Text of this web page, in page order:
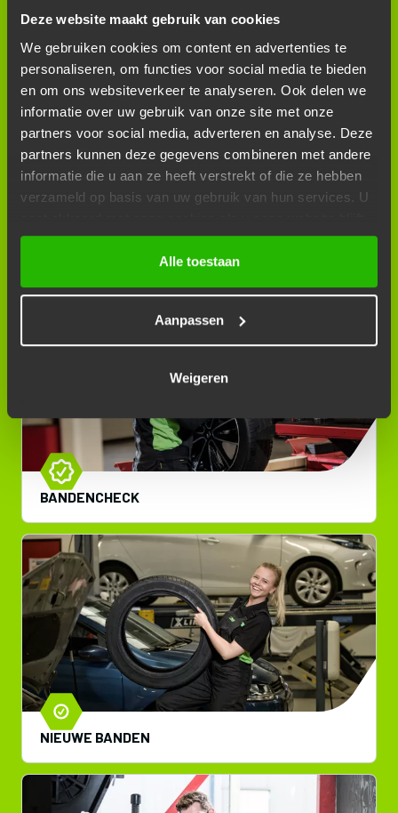
Deze website maakt gebruik van cookies
We gebruiken cookies om content en advertenties te
personaliseren, om functies voor social media te bieden
en om ons websiteverkeer te analyseren. Ook delen we
informatie over uw gebruik van onze site met onze
partners voor social media, adverteren en analyse. Deze
partners kunnen deze gegevens combineren met andere
informatie die u aan ze heeft verstrekt of die ze hebben
verzameld op basis van uw gebruik van hun services. U
gebruiken.
Alle toestaan
Aanpassen
Weigeren
AIRCOSERVICE R1234YF
BANDENCHECK
NIEUWE BANDEN